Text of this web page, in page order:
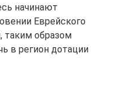
начинают
Еврейского
таким образом
в регион дотации